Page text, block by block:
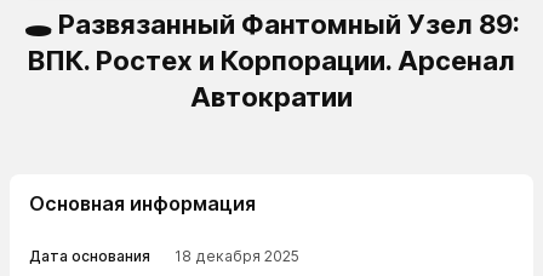
🕳️ Развязанный Фантомный Узел 89:
ВПК. Ростех и Корпорации. Арсенал
Автократии
Основная информация
Дата основания 18 декабря 2025